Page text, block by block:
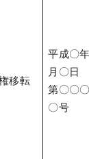
移転
平成〇
月〇日
第〇〇
〇号